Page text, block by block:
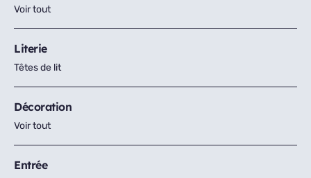
Voir tout
Literie
Têtes de lit
Décoration
Voir tout
Entrée